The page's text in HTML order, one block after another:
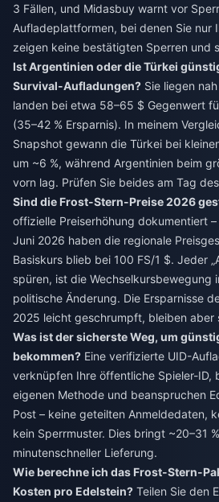
3 Fällen, und Midasbuy warnt vor
Aufladeplattformen, bei denen Sie nur
zeigen keine bestätigten Sperren und
Ist Argentinien oder die Türkei
Survival-Aufladungen? Sie liegen
landen bei etwa 58–65 $ Gegenwert
(35–42 % Ersparnis). In meinem
Snapshot gewann die Türkei bei
um ~6 %, während Argentinien beim
vorn lag. Prüfen Sie beides am Tag
Sind die Frost-Stern-Preise 2026
offizielle Preiserhöhung dokumentiert
Juni 2026 haben die regionale
Basiskurs blieb bei 100 FS/1 $. Jeder
spüren, ist die Wechselkursbewegung
politische Änderung. Die Ersparnisse
2025 leicht geschrumpft, bleiben aber
Was ist der sicherste Weg, um
bekommen? Eine verifizierte UID-
verknüpfen Ihre öffentliche Spieler-ID,
eigenen Methode und beanspruchen
Post – keine geteilten Anmeldedaten,
kein Sperrmuster. Dies bringt ~20–31
minutenschneller Lieferung.
Wie berechne ich das Frost-Stern-
Kosten pro Edelstein? Teilen Sie den